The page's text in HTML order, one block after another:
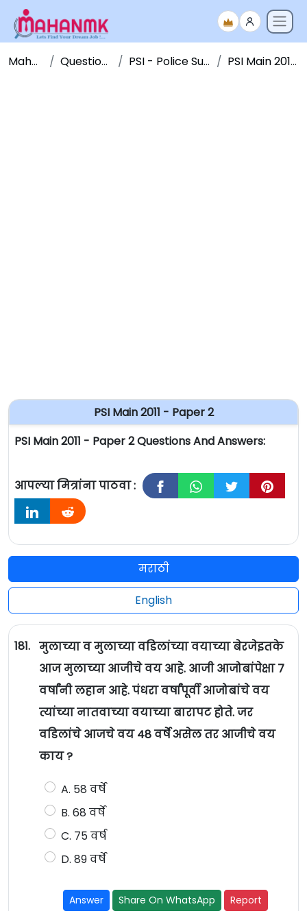
Maha NMK Question Papers PSI - Police Sub Inspector PSI Main 2011 - Paper 2
PSI Main 2011 - Paper 2
PSI Main 2011 - Paper 2 Questions And Answers:
आपल्या मित्रांना पाठवा :
मराठी
English
181. मुलाच्या व मुलाच्या वडिलांच्या वयाच्या बेरजेइतके
आज मुलाच्या आजीचे वय आहे. आजी आजोबांपेक्षा 7
वर्षांनी लहान आहे. पंधरा वर्षांपूर्वी आजोबांचे वय
त्यांच्या नातवाच्या वयाच्या बारापट होते. जर
वडिलांचे आजचे वय 48 वर्षे असेल तर आजीचे वय
काय ?
A. 58 वर्षे
B. 68 वर्षे
C. 75 वर्ष
D. 89 वर्षे
Answer Share On WhatsApp Report